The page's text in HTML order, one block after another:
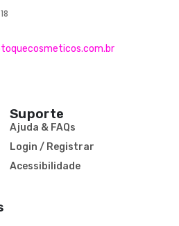
Suporte
Ajuda & FAQs
Login / Registrar
Acessibilidade